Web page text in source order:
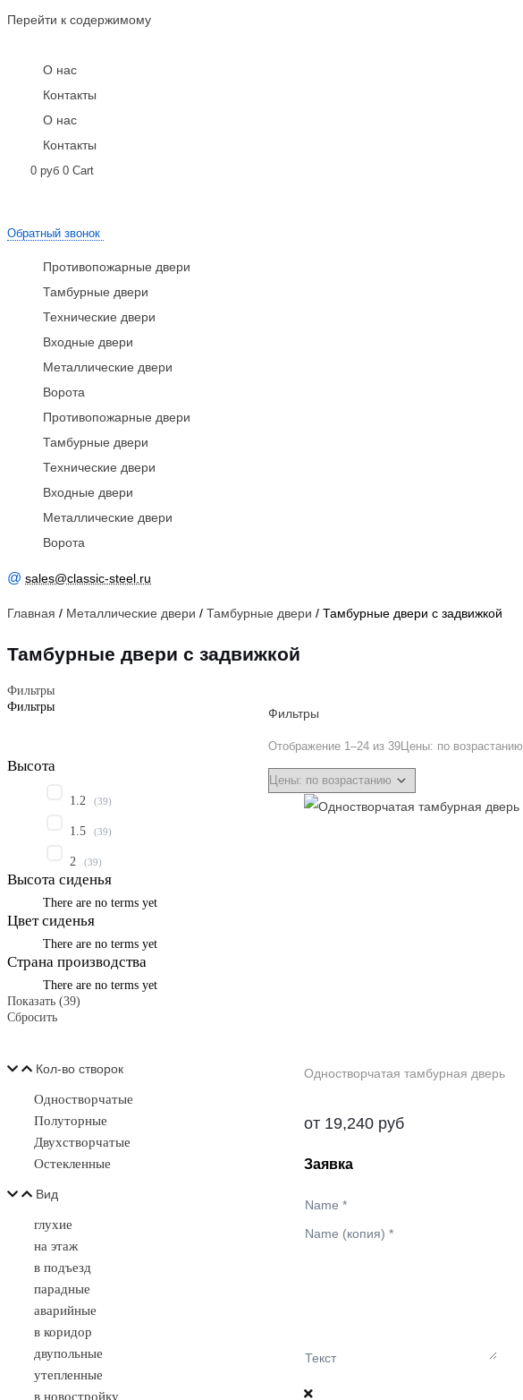
Перейти к содержимому
О нас
Контакты
О нас
Контакты
0 руб 0 Cart
Обратный звонок
Противопожарные двери
Тамбурные двери
Технические двери
Входные двери
Металлические двери
Ворота
Противопожарные двери
Тамбурные двери
Технические двери
Входные двери
Металлические двери
Ворота
@ sales@classic-steel.ru
Главная / Металлические двери / Тамбурные двери / Тамбурные двери с задвижкой
Тамбурные двери с задвижкой
Фильтры
Фильтры
Высота
1.2 (39)
1.5 (39)
2 (39)
Высота сиденья
There are no terms yet
Цвет сиденья
There are no terms yet
Страна производства
There are no terms yet
Показать (39)
Сбросить
Кол-во створок
Одностворчатые
Полуторные
Двухстворчатые
Остекленные
Вид
глухие
на этаж
в подъезд
парадные
аварийные
в коридор
двупольные
утепленные
в новостройку
Фильтры
Отображение 1–24 из 39 Цены: по возрастанию
Одностворчатая тамбурная дверь
от 19,240 руб
Заявка
Name*
Name (копия)*
Текст